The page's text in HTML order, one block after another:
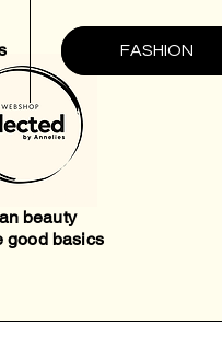
beauty
good basics
FASHION